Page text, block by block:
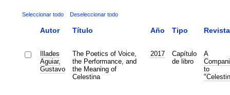
Seleccionar todo Deseleccionar todo
Autor Título Año Tipo Revista
Illades
Aguiar,
Gustavo
The Poetics of Voice,
the Performance, and
the Meaning of
Celestina
2017
Capítulo
de libro
A
to